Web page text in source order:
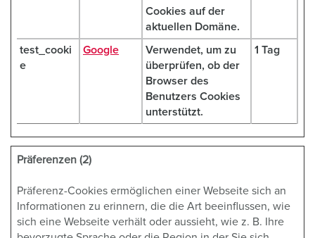
Cookies auf der
aktuellen Domäne.
test_cooki
e
Google
Verwendet, um zu
überprüfen, ob der
Browser des
Benutzers Cookies
unterstützt.
1 Tag
Präferenzen (2)
Präferenz-Cookies ermöglichen einer Webseite sich an
Informationen zu erinnern, die die Art beeinflussen, wie
sich eine Webseite verhält oder aussieht, wie z. B. Ihre